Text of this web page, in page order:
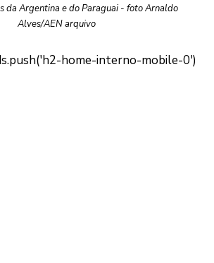
da Argentina e do Paraguai - foto Arnaldo
Alves/AEN arquivo